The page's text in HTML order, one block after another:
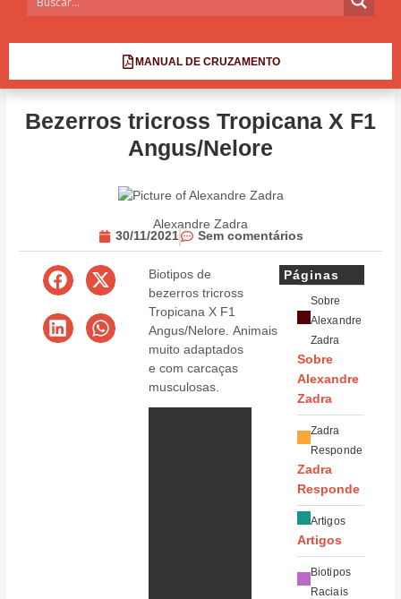
MANUAL DE CRUZAMENTO
Bezerros tricross Tropicana X F1
Angus/Nelore
Alexandre Zadra
30/11/2021 Sem comentários
Biotipos de
bezerros tricross
Tropicana X F1
Angus/Nelore. Animais
muito adaptados
e com carcaças
musculosas.
Páginas
Sobre
Alexandre
Zadra
Sobre
Alexandre
Zadra
Zadra
Responde
Zadra
Responde
Artigos
Artigos
Biotipos
Raciais